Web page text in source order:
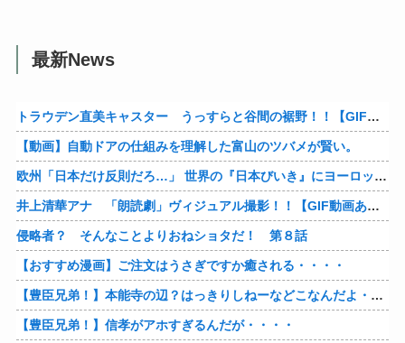
最新News
トラウデン直美キャスター うっすらと谷間の裾野！！【GIF動画あり】
【動画】自動ドアの仕組みを理解した富山のツバメが賢い。
欧州「日本だけ反則だろ…」 世界の『日本びいき』にヨーロッパ全土から不満の声
井上清華アナ 「朗読劇」ヴィジュアル撮影！！【GIF動画あり】
侵略者？ そんなことよりおねショタだ！ 第８話
【おすすめ漫画】ご注文はうさぎですか癒される・・・・
【豊臣兄弟！】本能寺の辺？はっきりしねーなどこなんだよ・・・・
【豊臣兄弟！】信孝がアホすぎるんだが・・・・